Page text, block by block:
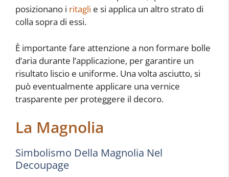
posizionano i ritagli e si applica un altro strato di
colla sopra di essi.
È importante fare attenzione a non formare bolle
d’aria durante l’applicazione, per garantire un
risultato liscio e uniforme. Una volta asciutto, si
può eventualmente applicare una vernice
trasparente per proteggere il decoro.
La Magnolia
Simbolismo Della Magnolia Nel
Decoupage